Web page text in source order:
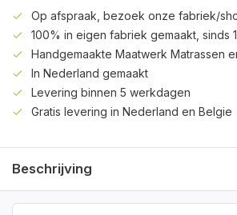
Op afspraak, bezoek onze fabriek/
100% in eigen fabriek gemaakt, sinds
Handgemaakte Maatwerk Matrassen
In Nederland gemaakt
Levering binnen 5 werkdagen
Gratis levering in Nederland en Belgie
Beschrijving